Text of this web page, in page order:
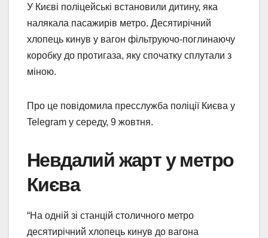
У Києві поліцейські встановили дитину, яка
налякала пасажирів метро. Десятирічний
хлопець кинув у вагон фільтруючо-поглинаючу
коробку до протигаза, яку спочатку сплутали з
міною.
Про це повідомила пресслужба поліції Києва у
Telegram у середу, 9 жовтня.
Невдалий жарт у метро
Києва
“На одній зі станцій столичного метро
десятирічний хлопець кинув до вагона